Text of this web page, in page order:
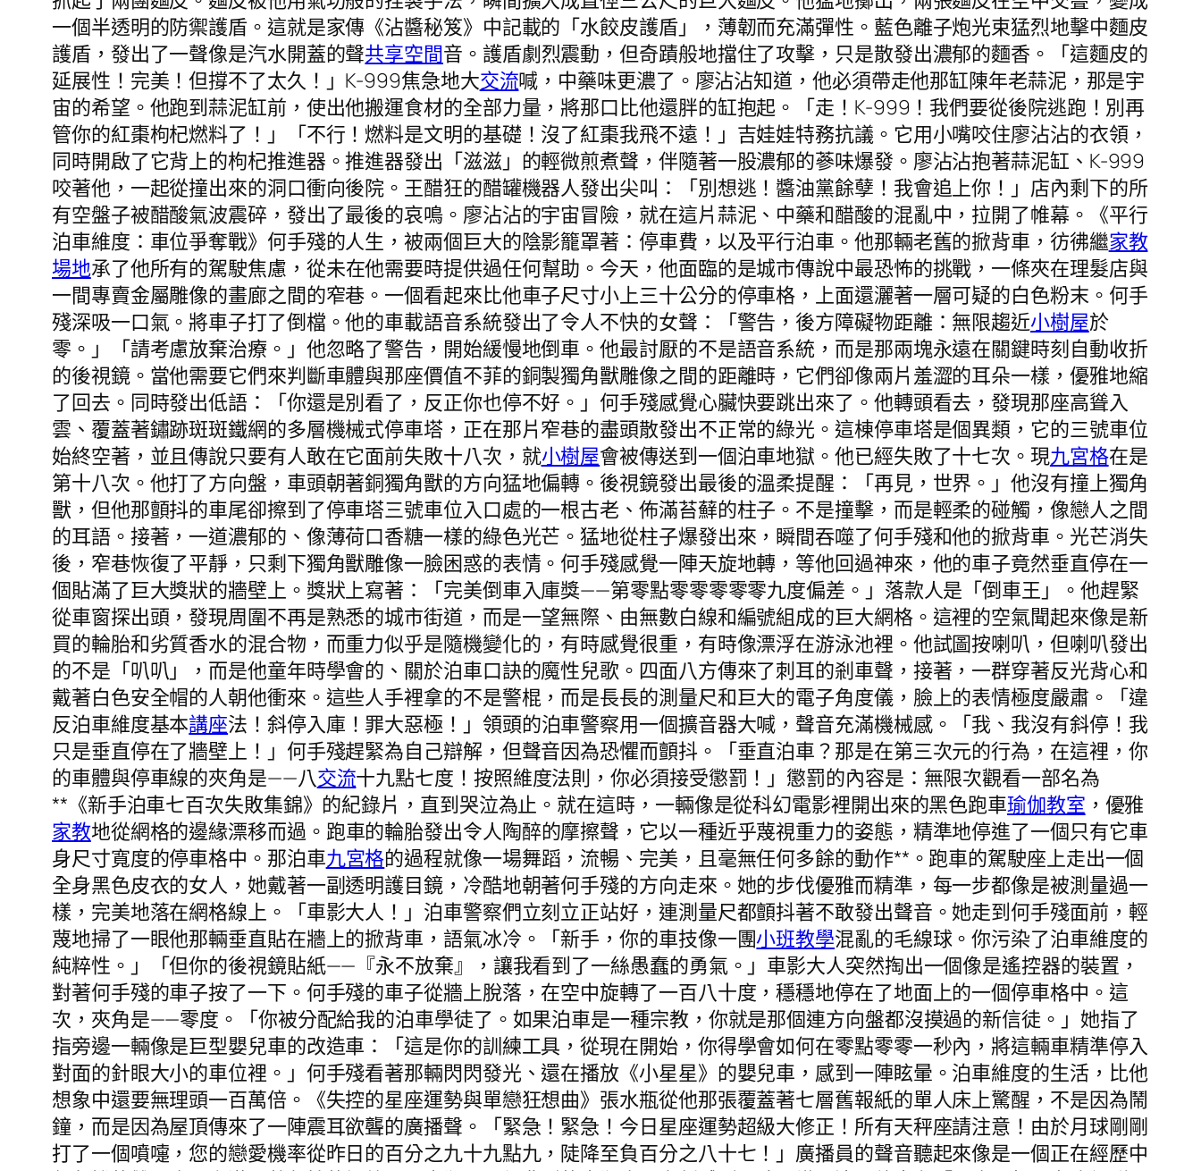
一個半透明的防禦護盾。這就是家傳《沾醬秘笈》中記載的「水餃皮護盾」，薄韌而充滿彈性。藍色離子炮光束猛烈地擊中麵皮
護盾，發出了一聲像是汽水開蓋的聲共享空間音。護盾劇烈震動，但奇蹟般地擋住了攻擊，只是散發出濃郁的麵香。「這麵皮的
延展性！完美！但撐不了太久！」K-999焦急地大交流喊，中藥味更濃了。廖沾沾知道，他必須帶走他那缸陳年老蒜泥，那是宇
宙的希望。他跑到蒜泥缸前，使出他搬運食材的全部力量，將那口比他還胖的缸抱起。「走！K-999！我們要從後院逃跑！別再
管你的紅棗枸杞燃料了！」「不行！燃料是文明的基礎！沒了紅棗我飛不遠！」吉娃娃特務抗議。它用小嘴咬住廖沾沾的衣領，
同時開啟了它背上的枸杞推進器。推進器發出「滋滋」的輕微煎煮聲，伴隨著一股濃郁的蔘味爆發。廖沾沾抱著蒜泥缸、K-999
咬著他，一起從撞出來的洞口衝向後院。王醋狂的醋罐機器人發出尖叫：「別想逃！醬油黨餘孽！我會追上你！」店內剩下的所
有空盤子被醋酸氣波震碎，發出了最後的哀鳴。廖沾沾的宇宙冒險，就在這片蒜泥、中藥和醋酸的混亂中，拉開了帷幕。《平行
泊車維度：車位爭奪戰》何手殘的人生，被兩個巨大的陰影籠罩著：停車費，以及平行泊車。他那輛老舊的掀背車，彷彿繼家教
場地承了他所有的駕駛焦慮，從未在他需要時提供過任何幫助。今天，他面臨的是城市傳說中最恐怖的挑戰，一條夾在理髮店與
一間專賣金屬雕像的畫廊之間的窄巷。一個看起來比他車子尺寸小上三十公分的停車格，上面還灑著一層可疑的白色粉末。何手
殘深吸一口氣。將車子打了倒檔。他的車載語音系統發出了令人不快的女聲：「警告，後方障礙物距離：無限趨近小樹屋於
零。」「請考慮放棄治療。」他忽略了警告，開始緩慢地倒車。他最討厭的不是語音系統，而是那兩塊永遠在關鍵時刻自動收折
的後視鏡。當他需要它們來判斷車體與那座價值不菲的銅製獨角獸雕像之間的距離時，它們卻像兩片羞澀的耳朵一樣，優雅地縮
了回去。同時發出低語：「你還是別看了，反正你也停不好。」何手殘感覺心臟快要跳出來了。他轉頭看去，發現那座高聳入
雲、覆蓋著鏽跡斑斑鐵網的多層機械式停車塔，正在那片窄巷的盡頭散發出不正常的綠光。這棟停車塔是個異類，它的三號車位
始終空著，並且傳說只要有人敢在它面前失敗十八次，就小樹屋會被傳送到一個泊車地獄。他已經失敗了十七次。現九宮格在是
第十八次。他打了方向盤，車頭朝著銅獨角獸的方向猛地偏轉。後視鏡發出最後的溫柔提醒：「再見，世界。」他沒有撞上獨角
獸，但他那顫抖的車尾卻擦到了停車塔三號車位入口處的一根古老、佈滿苔蘚的柱子。不是撞擊，而是輕柔的碰觸，像戀人之間
的耳語。接著，一道濃郁的、像薄荷口香糖一樣的綠色光芒。猛地從柱子爆發出來，瞬間吞噬了何手殘和他的掀背車。光芒消失
後，窄巷恢復了平靜，只剩下獨角獸雕像一臉困惑的表情。何手殘感覺一陣天旋地轉，等他回過神來，他的車子竟然垂直停在一
個貼滿了巨大獎狀的牆壁上。獎狀上寫著：「完美倒車入庫獎——第零點零零零零零九度偏差。」落款人是「倒車王」。他趕緊
從車窗探出頭，發現周圍不再是熟悉的城市街道，而是一望無際、由無數白線和編號組成的巨大網格。這裡的空氣聞起來像是新
買的輪胎和劣質香水的混合物，而重力似乎是隨機變化的，有時感覺很重，有時像漂浮在游泳池裡。他試圖按喇叭，但喇叭發出
的不是「叭叭」，而是他童年時學會的、關於泊車口訣的魔性兒歌。四面八方傳來了刺耳的剎車聲，接著，一群穿著反光背心和
戴著白色安全帽的人朝他衝來。這些人手裡拿的不是警棍，而是長長的測量尺和巨大的電子角度儀，臉上的表情極度嚴肅。「違
反泊車維度基本講座法！斜停入庫！罪大惡極！」領頭的泊車警察用一個擴音器大喊，聲音充滿機械感。「我、我沒有斜停！我
只是垂直停在了牆壁上！」何手殘趕緊為自己辯解，但聲音因為恐懼而顫抖。「垂直泊車？那是在第三次元的行為，在這裡，你
的車體與停車線的夾角是——八交流十九點七度！按照維度法則，你必須接受懲罰！」懲罰的內容是：無限次觀看一部名為
**《新手泊車七百次失敗集錦》的紀錄片，直到哭泣為止。就在這時，一輛像是從科幻電影裡開出來的黑色跑車瑜伽教室 ，優雅
家教地從網格的邊緣漂移而過。跑車的輪胎發出令人陶醉的摩擦聲，它以一種近乎蔑視重力的姿態，精準地停進了一個只有它車
身尺寸寬度的停車格中。那泊車九宮格的過程就像一場舞蹈，流暢、完美，且毫無任何多餘的動作**。跑車的駕駛座上走出一個
全身黑色皮衣的女人，她戴著一副透明護目鏡，冷酷地朝著何手殘的方向走來。她的步伐優雅而精準，每一步都像是被測量過一
樣，完美地落在網格線上。「車影大人！」泊車警察們立刻立正站好，連測量尺都顫抖著不敢發出聲音。她走到何手殘面前，輕
蔑地掃了一眼他那輛垂直貼在牆上的掀背車，語氣冰冷。「新手，你的車技像一團小班教學混亂的毛線球。你污染了泊車維度的
純粹性。」「但你的後視鏡貼紙——『永不放棄』，讓我看到了一絲愚蠢的勇氣。」車影大人突然掏出一個像是遙控器的裝置，
對著何手殘的車子按了一下。何手殘的車子從牆上脫落，在空中旋轉了一百八十度，穩穩地停在了地面上的一個停車格中。這
次，夾角是——零度。「你被分配給我的泊車學徒了。如果泊車是一種宗教，你就是那個連方向盤都沒摸過的新信徒。」她指了
指旁邊一輛像是巨型嬰兒車的改造車：「這是你的訓練工具，從現在開始，你得學會如何在零點零零一秒內，將這輛車精準停入
對面的針眼大小的車位裡。」何手殘看著那輛閃閃發光、還在播放《小星星》的嬰兒車，感到一陣眩暈。泊車維度的生活，比他
想象中還要無理頭一百萬倍。《失控的星座運勢與單戀狂想曲》張水瓶從他那張覆蓋著七層舊報紙的單人床上驚醒，不是因為鬧
鐘，而是因為屋頂傳來了一陣震耳欲聾的廣播聲。「緊急！緊急！今日星座運勢超級大修正！所有天秤座請注意！由於月球剛剛
打了一個噴嚏，您的戀愛機率從昨日的百分之九十九點九，陡降至負百分之八十七！」廣播員的聲音聽起來像是一個正在經歷中